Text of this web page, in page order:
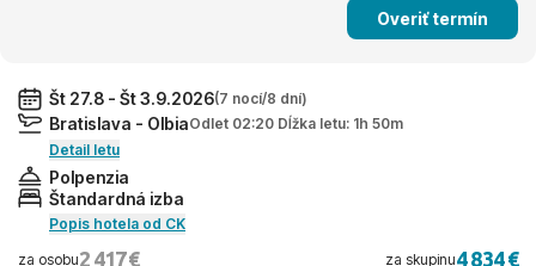
Overiť termín
Št 27.8 - Št 3.9.2026(7 nocí/8 dní)
Bratislava - OlbiaOdlet 02:20 Dĺžka letu: 1h 50m
Detail letu
Polpenzia
Štandardná izba
Popis hotela od CK
za osobu2 417 € za skupinu4 834 €